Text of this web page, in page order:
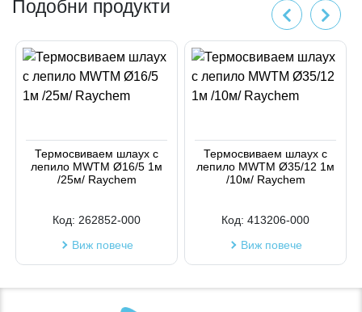
Подобни продукти
Термосвиваем шлаух с
лепило MWTM Ø16/5 1м
/25м/ Raychem
Код: 262852-000
Виж повече
Термосвиваем шлаух с
лепило MWTM Ø35/12 1м
/10м/ Raychem
Код: 413206-000
Виж повече